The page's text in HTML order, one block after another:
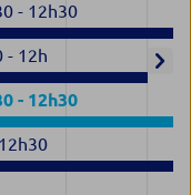
- 12h30
- 12h
- 12h30
12h30